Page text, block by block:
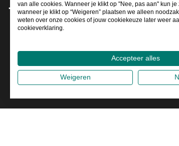
Facebook
X LinkedIn
Instagram
YouTube
van alle cookies. Wanneer je klikt op "Nee, pas aan" kun
wanneer je klikt op “Weigeren” plaatsen we alleen
weten over onze cookies of jouw cookiekeuze later weer
cookieverklaring.
Accepteer alles
Weigeren